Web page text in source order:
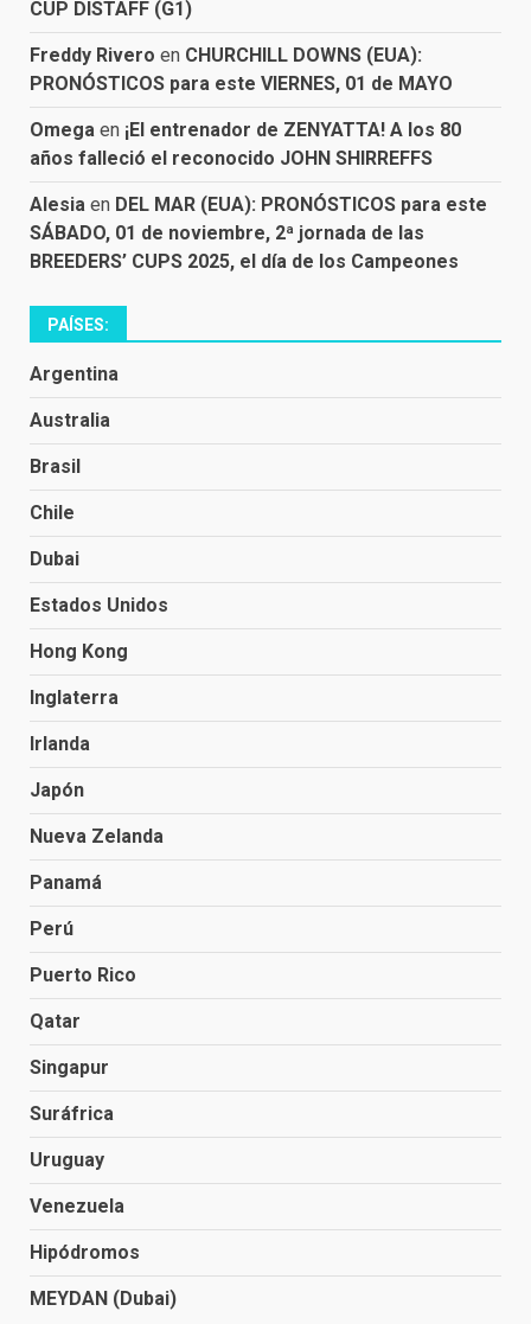
CUP DISTAFF (G1)
Freddy Rivero en CHURCHILL DOWNS (EUA):
PRONÓSTICOS para este VIERNES, 01 de MAYO
Omega en ¡El entrenador de ZENYATTA! A los 80
años falleció el reconocido JOHN SHIRREFFS
Alesia en DEL MAR (EUA): PRONÓSTICOS para este
SÁBADO, 01 de noviembre, 2ª jornada de las
BREEDERS’ CUPS 2025, el día de los Campeones
PAÍSES:
Argentina
Australia
Brasil
Chile
Dubai
Estados Unidos
Hong Kong
Inglaterra
Irlanda
Japón
Nueva Zelanda
Panamá
Perú
Puerto Rico
Qatar
Singapur
Suráfrica
Uruguay
Venezuela
Hipódromos
MEYDAN (Dubai)